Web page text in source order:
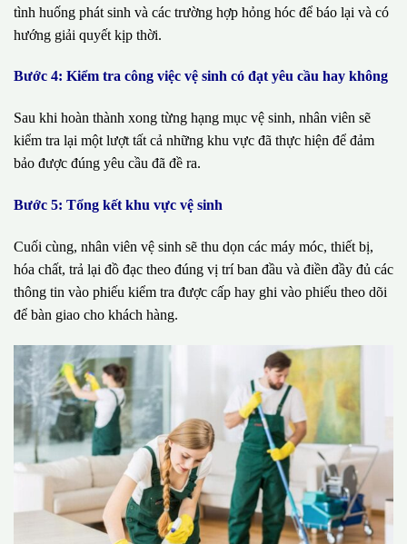
tình huống phát sinh và các trường hợp hỏng hóc để báo lại và có
hướng giải quyết kịp thời.
Bước 4: Kiểm tra công việc vệ sinh có đạt yêu cầu hay không
Sau khi hoàn thành xong từng hạng mục vệ sinh, nhân viên sẽ
kiểm tra lại một lượt tất cả những khu vực đã thực hiện để đảm
bảo được đúng yêu cầu đã đề ra.
Bước 5: Tổng kết khu vực vệ sinh
Cuối cùng, nhân viên vệ sinh sẽ thu dọn các máy móc, thiết bị,
hóa chất, trả lại đồ đạc theo đúng vị trí ban đầu và điền đầy đủ các
thông tin vào phiếu kiểm tra được cấp hay ghi vào phiếu theo dõi
để bàn giao cho khách hàng.